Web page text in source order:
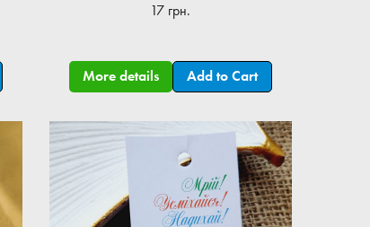
17 грн.
More details Add to Cart